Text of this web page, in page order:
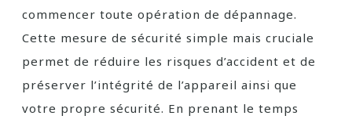
commencer toute opération de dépannage.
Cette mesure de sécurité simple mais cruciale
permet de réduire les risques d’accident et de
préserver l’intégrité de l’appareil ainsi que
votre propre sécurité. En prenant le temps